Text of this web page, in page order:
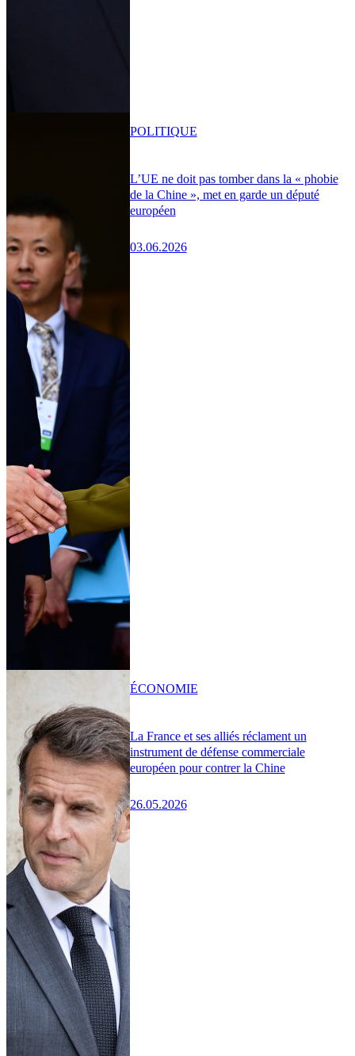
L’UE ne doit pas tomber dans la « phobie
de la Chine », met en garde un député
européen
03.06.2026
POLITIQUE
La France et ses alliés réclament un
instrument de défense commerciale
européen pour contrer la Chine
26.05.2026
ÉCONOMIE